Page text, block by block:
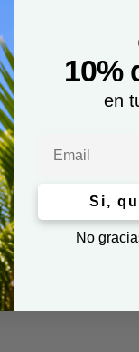
10%
en
Si,
No